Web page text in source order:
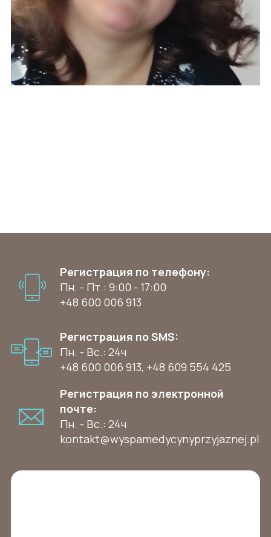
Регистрация по телефону:
Пн. - Пт.: 9:00 - 17:00
+48 600 006 913
Регистрация по SMS:
Пн. - Вс.: 24ч
+48 600 006 913, +48 609 554 425
Регистрация по электронной
почте:
Пн. - Вс.: 24ч
kontakt@wyspamedycynyprzyjaznej.pl